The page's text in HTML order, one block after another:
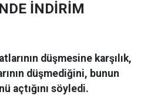
İNDİRİM
düşmesine karşılık,
düşmediğini, bunun
açtığını söyledi.